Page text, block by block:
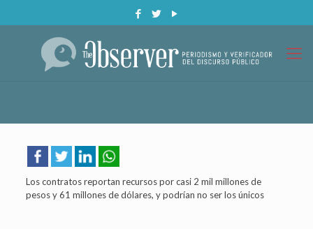
Los contratos reportan recursos por casi 2 mil millones de
pesos y 61 millones de dólares, y podrían no ser los únicos